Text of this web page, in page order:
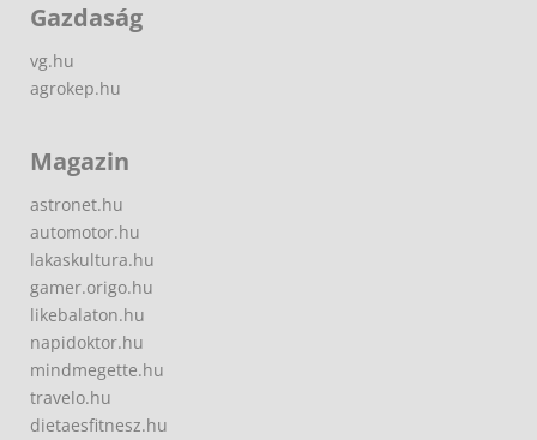
Gazdaság
vg.hu
agrokep.hu
Magazin
astronet.hu
automotor.hu
lakaskultura.hu
gamer.origo.hu
likebalaton.hu
napidoktor.hu
mindmegette.hu
travelo.hu
dietaesfitnesz.hu